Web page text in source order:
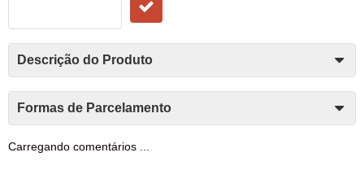
Descrição do Produto
Formas de Parcelamento
Carregando comentários ...